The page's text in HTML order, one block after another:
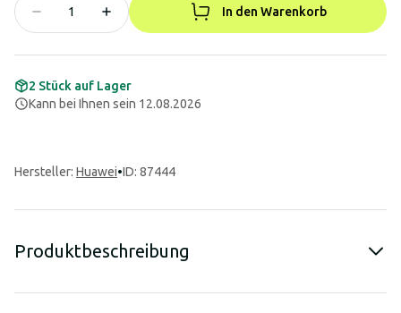
In den Warenkorb
2 Stück auf Lager
Kann bei Ihnen sein 12.08.2026
Hersteller: Huawei•ID: 87444
Produktbeschreibung